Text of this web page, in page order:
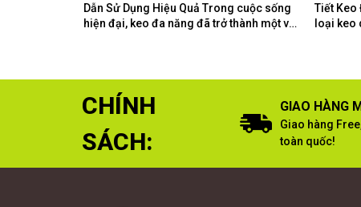
Dẫn Sử Dụng Hiệu Quả Trong cuộc sống
hiện đại, keo đa năng đã trở thành một vật
Tiết Keo Đa Năng Là Gì? Keo đa năng là
loại keo
CHÍNH
SÁCH:
GIAO HÀNG
Giao hàng
toàn quốc!